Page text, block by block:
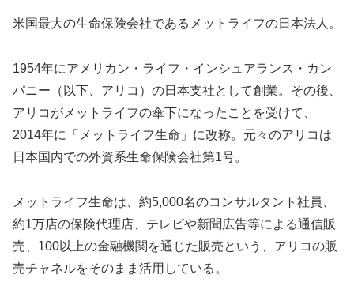
米国最大の生命保険会社であるメットライフの日本法人。
1954年にアメリカン・ライフ・インシュアランス・カン
パニー（以下、アリコ）の日本支社として創業。その後、
アリコがメットライフの傘下になったことを受けて、
2014年に「メットライフ生命」に改称。元々のアリコは
日本国内での外資系生命保険会社第1号。
メットライフ生命は、約5,000名のコンサルタント社員、
約1万店の保険代理店、テレビや新聞広告等による通信販
売、100以上の金融機関を通じた販売という、アリコの販
売チャネルをそのまま活用している。